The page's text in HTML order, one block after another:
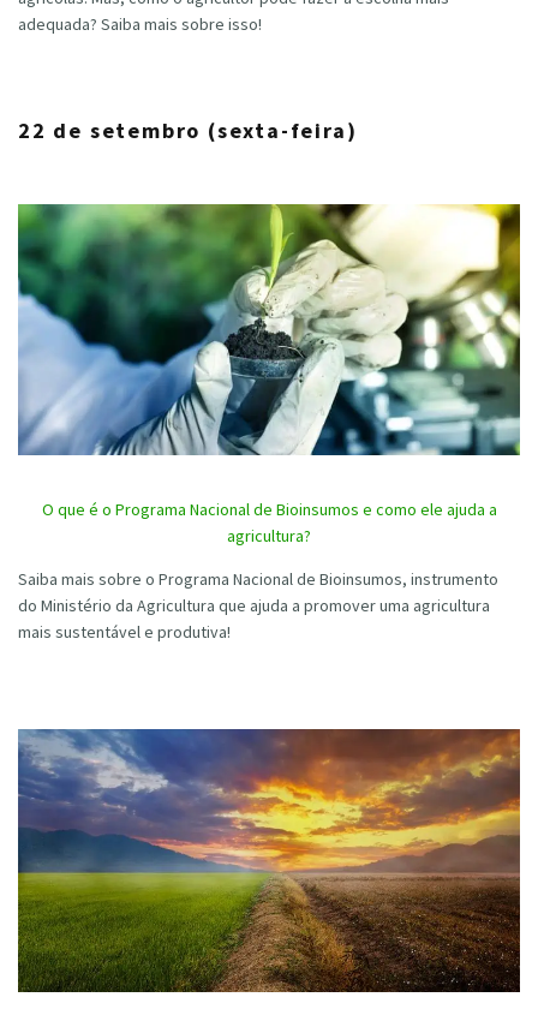
adequada? Saiba mais sobre isso!
22 de setembro (sexta-feira)
O que é o Programa Nacional de Bioinsumos e como ele ajuda a
agricultura?
Saiba mais sobre o Programa Nacional de Bioinsumos, instrumento
do Ministério da Agricultura que ajuda a promover uma agricultura
mais sustentável e produtiva!